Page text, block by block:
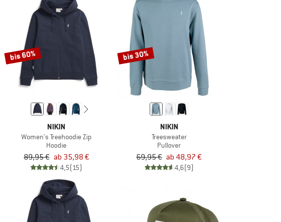
bis 60%
NIKIN
Women's Treehoodie Zip
Hoodie
89,95 € ab 35,98 €
4,5(15)
bis 30%
NIKIN
Treesweater
Pullover
69,95 € ab 48,97 €
4,6(9)